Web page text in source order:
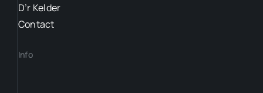
D’r Kelder
Contact
Info